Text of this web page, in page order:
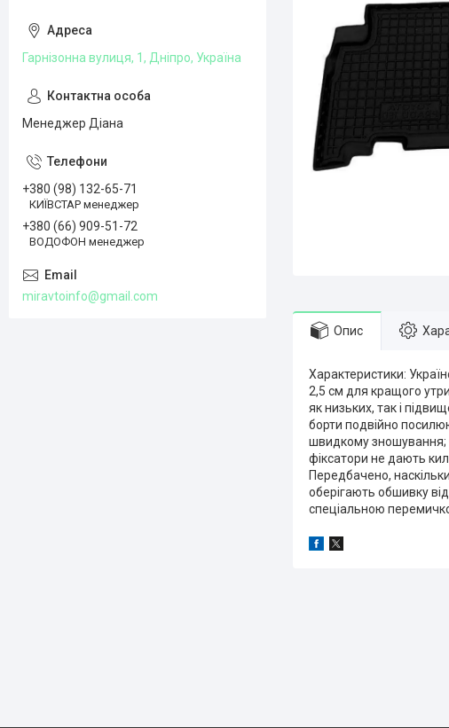
Опис
Характеристики:
2,5 см для кращого
як низьких, так і
борти подвійно
швидкому зношування;
фіксатори не дають
Передбачено,
оберігають обшивку
спеціальною
Гарнізонна вулиця, 1, Дніпро, Україна
Менеджер Діана
+380 (98) 132-65-71
КИЇВСТАР менеджер
+380 (66) 909-51-72
ВОДОФОН менеджер
miravtoinfo@gmail.com